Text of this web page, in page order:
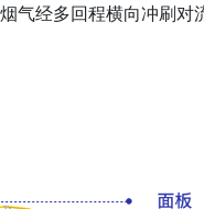
经多回程横向冲刷对